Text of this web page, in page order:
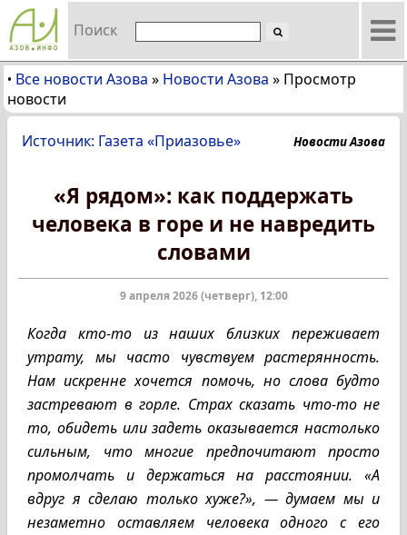
Поиск
• Все новости Азова » Новости Азова » Просмотр
новости
Источник: Газета «Приазовье» Новости Азова
«Я рядом»: как поддержать
человека в горе и не навредить
словами
9 апреля 2026 (четверг), 12:00
Когда кто-то из наших близких переживает
утрату, мы часто чувствуем растерянность.
Нам искренне хочется помочь, но слова будто
застревают в горле. Страх сказать что-то не
то, обидеть или задеть оказывается настолько
сильным, что многие предпочитают просто
промолчать и держаться на расстоянии. «А
вдруг я сделаю только хуже?», — думаем мы и
незаметно оставляем человека одного с его